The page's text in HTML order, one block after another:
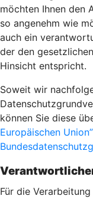
möchten Ihnen den
so angenehm wie
auch ein
der den
Hinsicht entspricht.
Soweit wir
können Sie diese
Europäischen
Für die